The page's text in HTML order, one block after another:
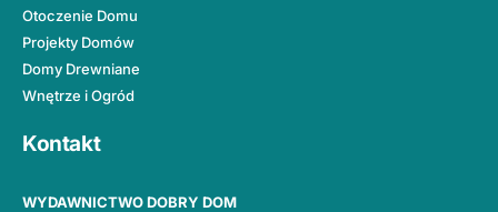
Otoczenie Domu
Projekty Domów
Domy Drewniane
Wnętrze i Ogród
Kontakt
WYDAWNICTWO DOBRY DOM